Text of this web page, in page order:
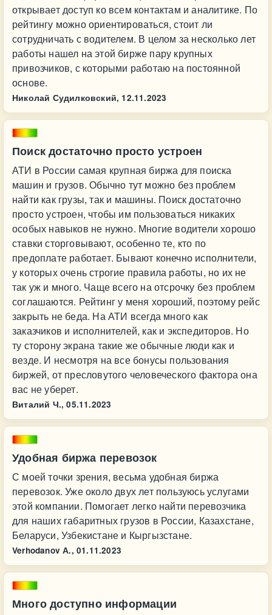
открывает доступ ко всем контактам и аналитике. По
рейтингу можно ориентироваться, стоит ли
сотрудничать с водителем. В целом за несколько лет
работы нашел на этой бирже пару крупных
привозчиков, с которыми работаю на постоянной
основе.
Николай Судилковский, 12.11.2023
Поиск достаточно просто устроен
АТИ в России самая крупная биржа для поиска
машин и грузов. Обычно тут можно без проблем
найти как грузы, так и машины. Поиск достаточно
просто устроен, чтобы им пользоваться никаких
особых навыков не нужно. Многие водители хорошо
ставки сторговывают, особенно те, кто по
предоплате работает. Бывают конечно исполнители,
у которых очень строгие правила работы, но их не
так уж и много. Чаще всего на отсрочку без проблем
соглашаются. Рейтинг у меня хороший, поэтому рейс
закрыть не беда. На АТИ всегда много как
заказчиков и исполнителей, как и экспедиторов. Но
ту сторону экрана такие же обычные люди как и
везде. И несмотря на все бонусы пользования
биржей, от пресловутого человеческого фактора она
вас не уберет.
Виталий Ч., 05.11.2023
Удобная биржа перевозок
С моей точки зрения, весьма удобная биржа
перевозок. Уже около двух лет пользуюсь услугами
этой компании. Помогает легко найти перевозчика
для наших габаритных грузов в России, Казахстане,
Беларуси, Узбекистане и Кыргызстане.
Verhodanov А., 01.11.2023
Много доступно информации